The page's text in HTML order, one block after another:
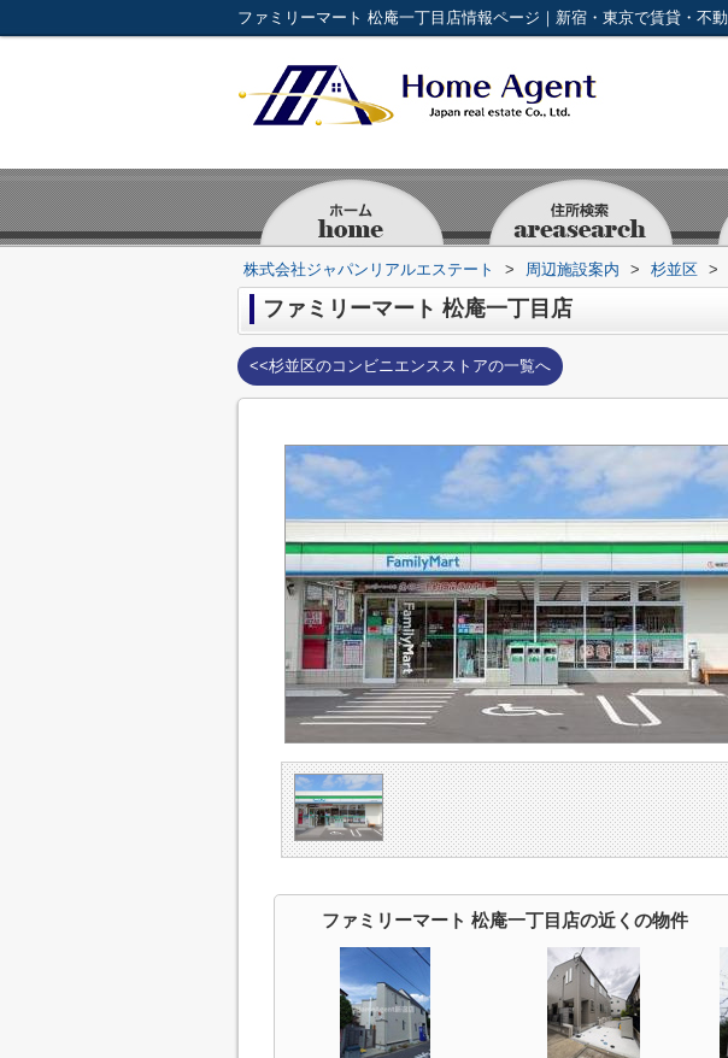
株式会社ジャパンリアルエステート > 周辺施設案内 > 杉並区 >
ファミリーマート 松庵一丁目店
<<杉並区のコンビニエンスストアの一覧へ
ファミリーマート 松庵一丁目店の近くの物件